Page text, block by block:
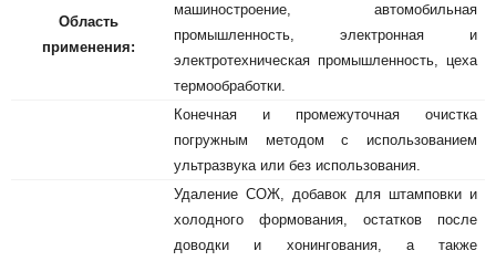
Область
применения:
машиностроение, автомобильная
промышленность, электронная и
электротехническая промышленность, цеха
термообработки.
Конечная и промежуточная очистка
погружным методом с использованием
ультразвука или без использования.
Удаление СОЖ, добавок для штамповки и
холодного формования, остатков после
доводки и хонингования, а также